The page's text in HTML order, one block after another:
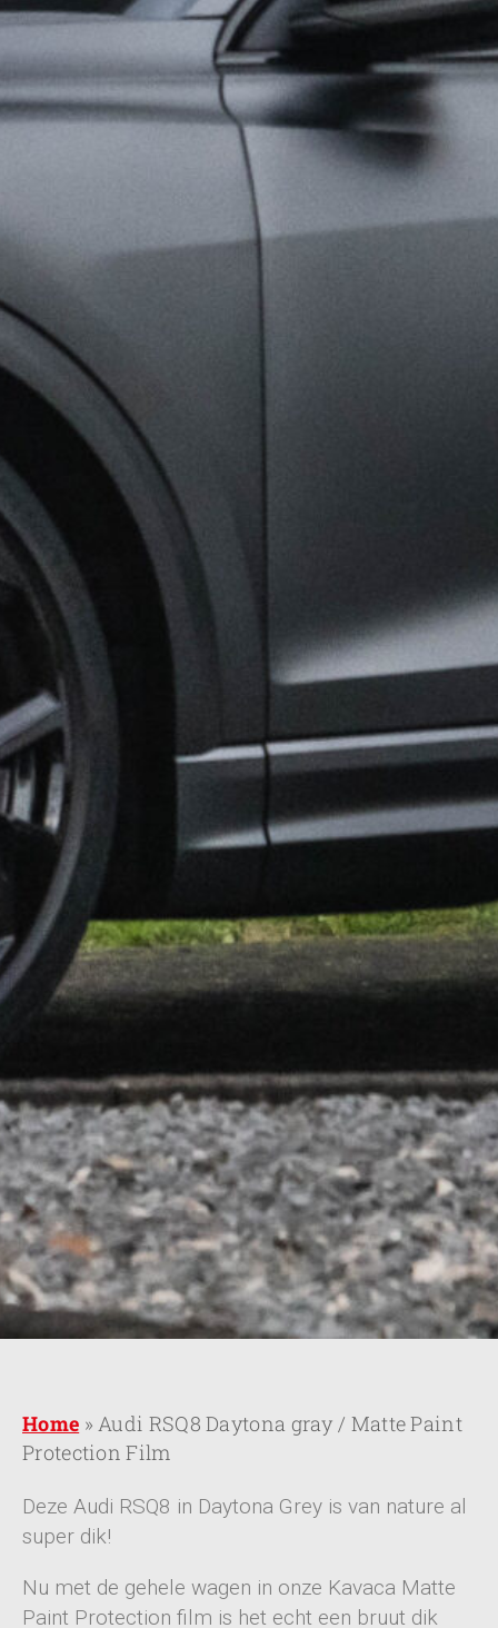
Home »Audi RSQ8 Daytona gray / Matte Paint
Protection Film
Deze Audi RSQ8 in Daytona Grey is van nature al
super dik!
Nu met de gehele wagen in onze Kavaca Matte
Paint Protection film is het echt een bruut dik